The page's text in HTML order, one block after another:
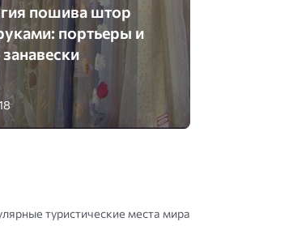
пошива штор
портьеры и
туристические места мира